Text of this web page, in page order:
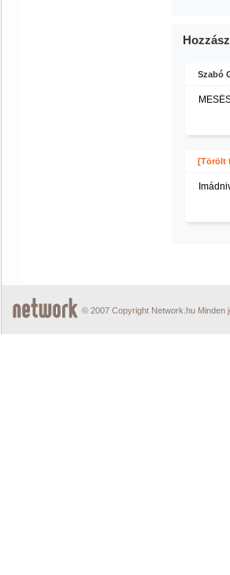
Szabó
[Törölt
© 2007 Copyright Network.hu Minden